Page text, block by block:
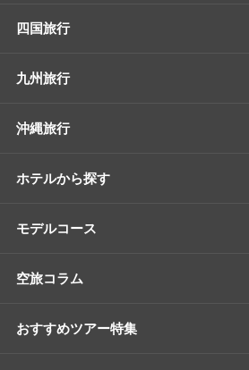
四国旅行
九州旅行
沖縄旅行
ホテルから探す
モデルコース
空旅コラム
おすすめツアー特集